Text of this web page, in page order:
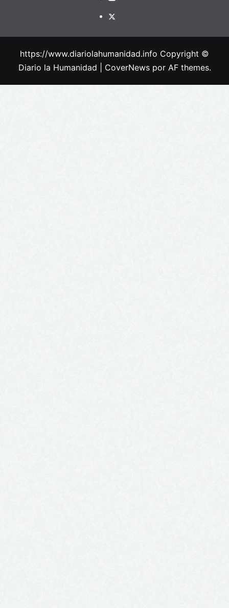
https://www.diariolahumanidad.info Copyright ©
Diario la Humanidad
CoverNewspor AF themes.